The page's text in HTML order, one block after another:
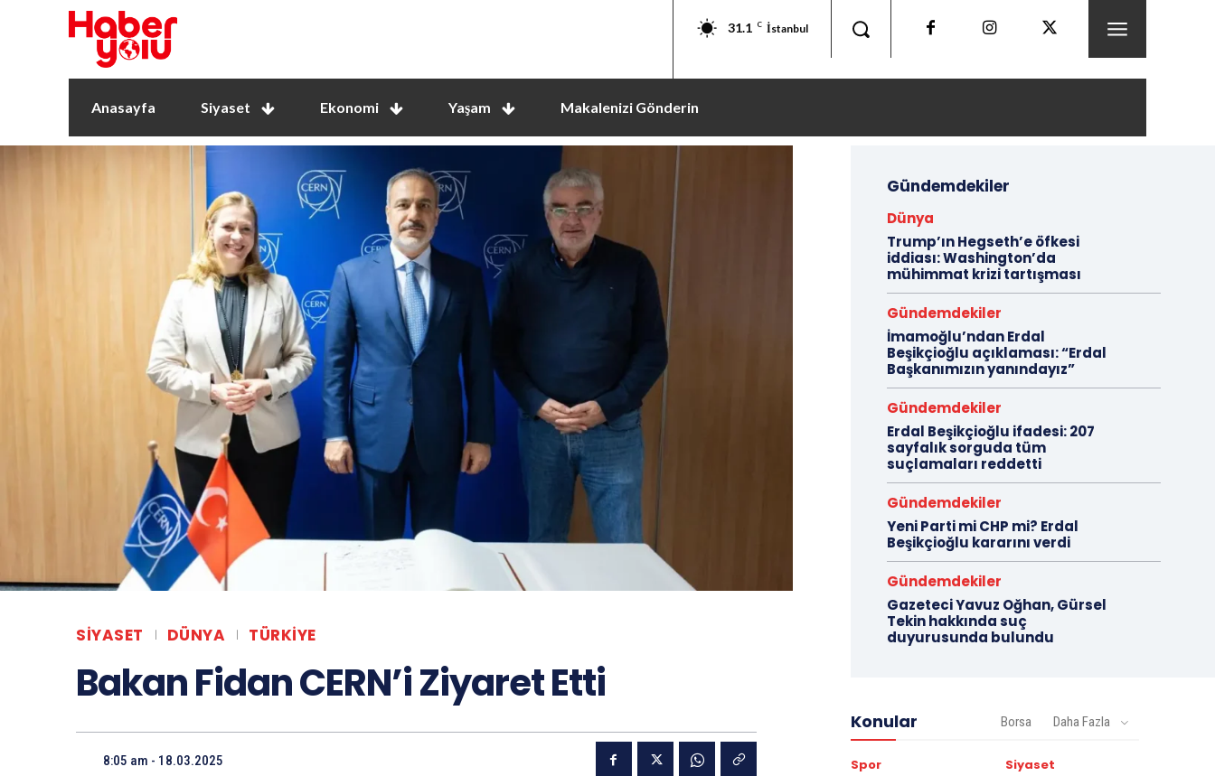
31.1 C İstanbul
Anasayfa Siyaset Ekonomi Yaşam Makalenizi Gönderin
SIYASET DÜNYA TÜRKIYE
Bakan Fidan CERN’i Ziyaret Etti
8:05 am - 18.03.2025
Gündemdekiler
Dünya
Trump’ın Hegseth’e öfkesi
iddiası: Washington’da
mühimmat krizi tartışması
Gündemdekiler
İmamoğlu’ndan Erdal
Beşikçioğlu açıklaması: “Erdal
Başkanımızın yanındayız”
Gündemdekiler
Erdal Beşikçioğlu ifadesi: 207
sayfalık sorguda tüm
suçlamaları reddetti
Gündemdekiler
Yeni Parti mi CHP mi? Erdal
Beşikçioğlu kararını verdi
Gündemdekiler
Gazeteci Yavuz Oğhan, Gürsel
Tekin hakkında suç
duyurusunda bulundu
Konular Borsa Daha Fazla
Spor Siyaset